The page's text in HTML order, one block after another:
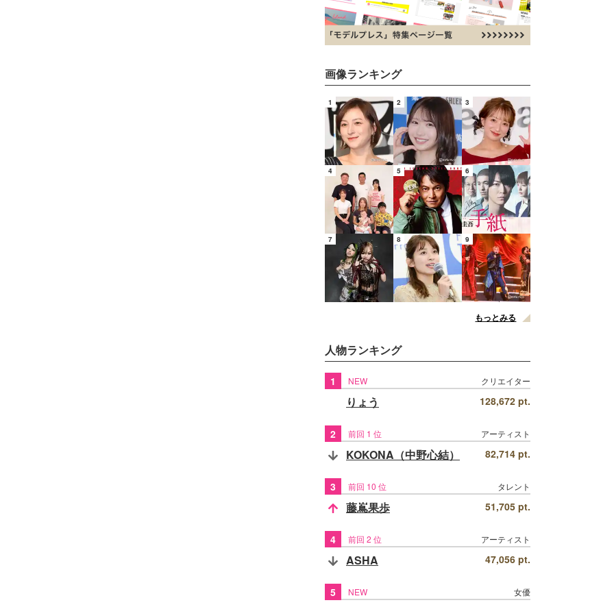
画像ランキング
1 2 3
4 5 6
7 8 9
もっとみる
人物ランキング
1 NEW クリエイター
りょう 128,672 pt.
2 前回 1 位 アーティスト
KOKONA（中野心結） 82,714 pt.
3 前回 10 位 タレント
藤嶌果歩 51,705 pt.
4 前回 2 位 アーティスト
ASHA 47,056 pt.
5 NEW 女優